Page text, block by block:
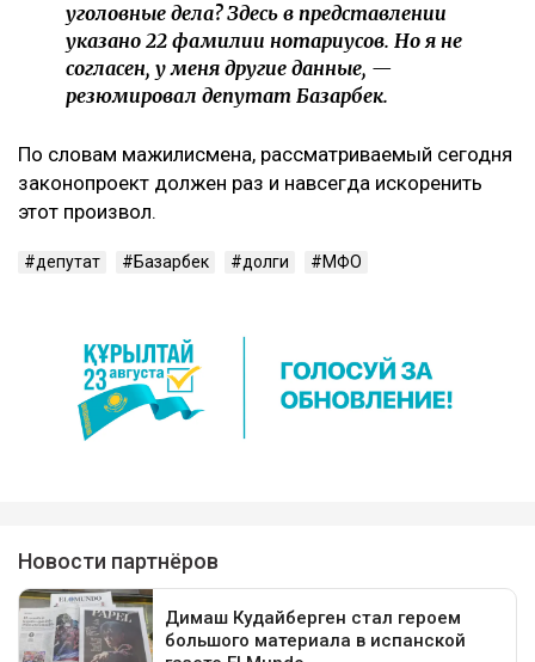
уголовные дела? Здесь в представлении
указано 22 фамилии нотариусов. Но я не
согласен, у меня другие данные, —
резюмировал депутат Базарбек.
По словам мажилисмена, рассматриваемый сегодня
законопроект должен раз и навсегда искоренить
этот произвол.
депутат Базарбек долги МФО